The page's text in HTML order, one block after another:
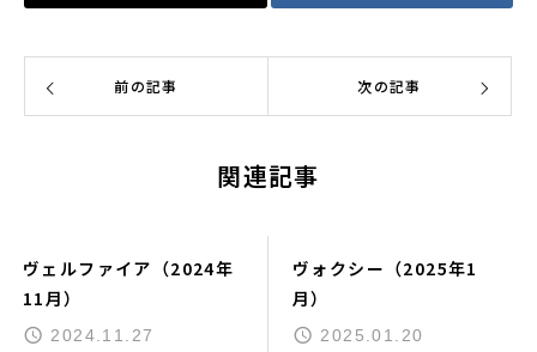
前の記事 次の記事
関連記事
ヴェルファイア（2024年
11月）
2024.11.27
ヴォクシー（2025年1
月）
2025.01.20